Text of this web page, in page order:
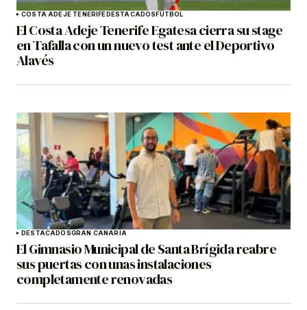
COSTA ADEJE TENERIFEDESTACADOSFÚTBOL
El Costa Adeje Tenerife Egatesa cierra su stage
en Tafalla con un nuevo test ante el Deportivo
Alavés
DESTACADOSGRAN CANARIA
El Gimnasio Municipal de Santa Brígida reabre
sus puertas con unas instalaciones
completamente renovadas